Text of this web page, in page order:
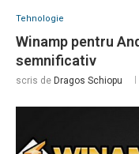
Tehnologie
Winamp pentru
semnificativ
scris de Dragos Schiopu